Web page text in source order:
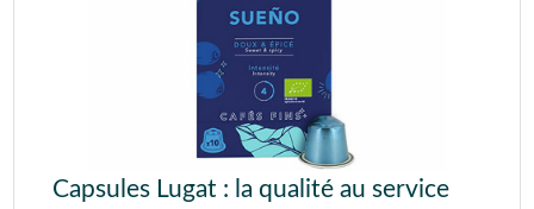
Capsules Lugat : la qualité au service